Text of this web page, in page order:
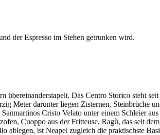
der Espresso im Stehen getrunken wird.
übereinanderstapelt. Das Centro Storico steht
Meter darunter liegen Zisternen, Steinbrüche
Cristo Velato unter einem Schleier
Cuoppo aus der Fritteuse, Ragù, das seit
ablegen, ist Neapel zugleich die praktischste